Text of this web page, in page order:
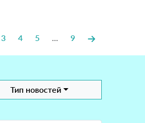
3 4 5 ... 9
Тип новостей